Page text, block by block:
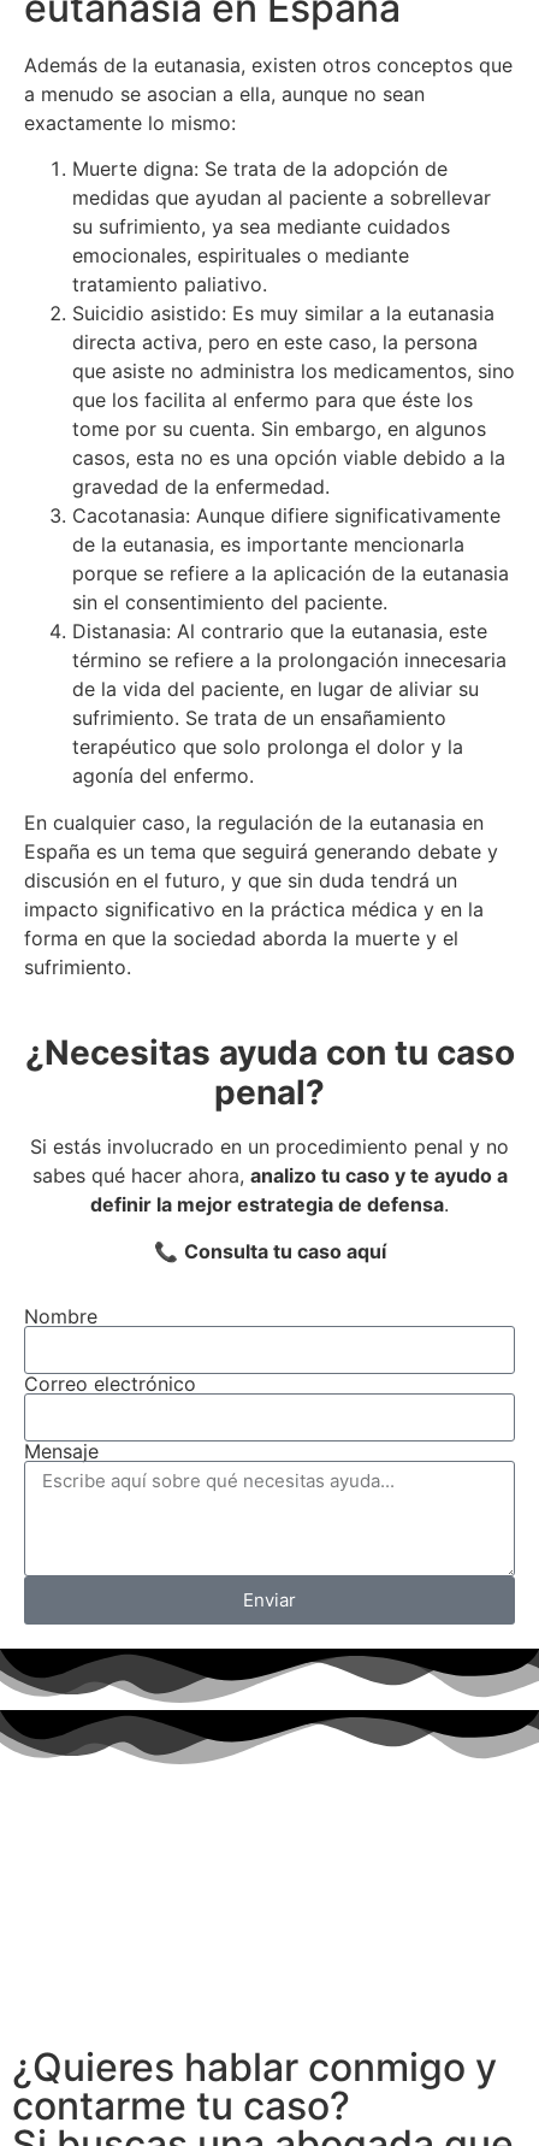
Además de la eutanasia, existen otros conceptos que
a menudo se asocian a ella, aunque no sean
exactamente lo mismo:
Muerte digna: Se trata de la adopción de
medidas que ayudan al paciente a sobrellevar
su sufrimiento, ya sea mediante cuidados
emocionales, espirituales o mediante
tratamiento paliativo.
Suicidio asistido: Es muy similar a la eutanasia
directa activa, pero en este caso, la persona
que asiste no administra los medicamentos, sino
que los facilita al enfermo para que éste los
tome por su cuenta. Sin embargo, en algunos
casos, esta no es una opción viable debido a la
gravedad de la enfermedad.
Cacotanasia: Aunque difiere significativamente
de la eutanasia, es importante mencionarla
porque se refiere a la aplicación de la eutanasia
sin el consentimiento del paciente.
Distanasia: Al contrario que la eutanasia, este
término se refiere a la prolongación innecesaria
de la vida del paciente, en lugar de aliviar su
sufrimiento. Se trata de un ensañamiento
terapéutico que solo prolonga el dolor y la
agonía del enfermo.
En cualquier caso, la regulación de la eutanasia en
España es un tema que seguirá generando debate y
discusión en el futuro, y que sin duda tendrá un
impacto significativo en la práctica médica y en la
forma en que la sociedad aborda la muerte y el
sufrimiento.
¿Necesitas ayuda con tu caso
penal?
Si estás involucrado en un procedimiento penal y no
sabes qué hacer ahora, analizo tu caso y te ayudo a
definir la mejor estrategia de defensa.
📞 Consulta tu caso aquí
Nombre
Correo electrónico
Mensaje
Enviar
¿Quieres hablar conmigo y
contarme tu caso?